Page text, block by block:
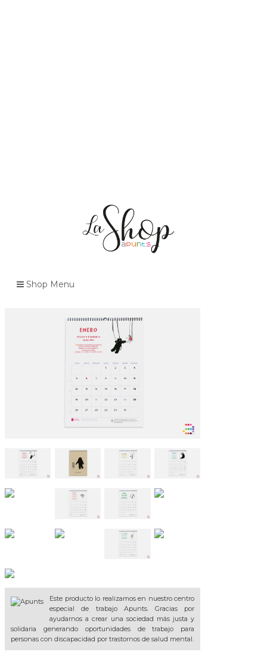
Shop Menu
Este producto lo realizamos en nuestro centro
especial de trabajo Apunts. Gracias por
ayudarnos a crear una sociedad más justa y
solidaria generando oportunidades de trabajo para
personas con discapacidad por trastornos de salud mental.